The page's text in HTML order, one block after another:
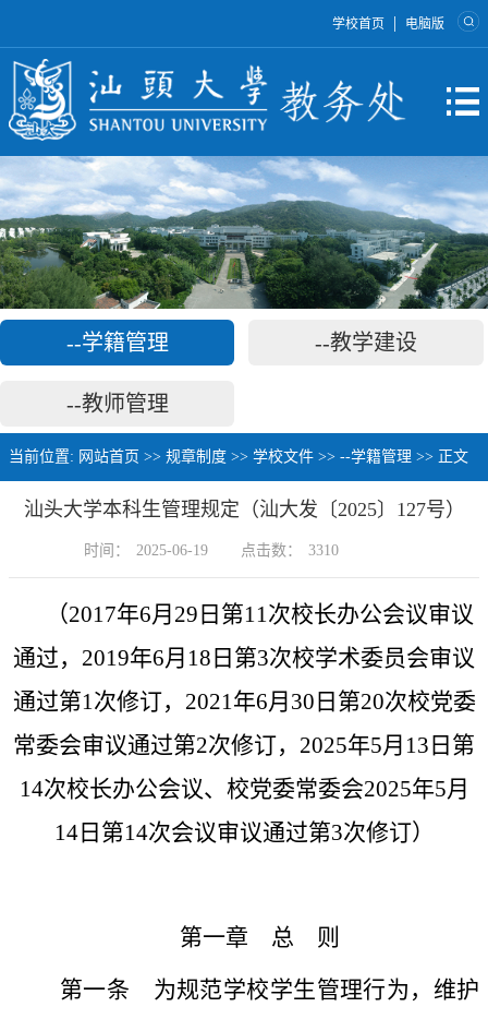
学校首页 | 电脑版
--学籍管理 --教学建设
--教师管理
当前位置: 网站首页 >> 规章制度 >> 学校文件 >> --学籍管理 >> 正文
汕头大学本科生管理规定（汕大发〔2025〕127号）
时间： 2025-06-19 点击数： 3310
（2017年6月 29 日第11次校长办公会议审议
通过， 2019年6月 18 日第3次校学术委员会审议
通过第1次修订， 2021年6月 30 日第20次校党委
常委会审议通过第2次修订， 2025年5月 13 日第
14次校长办公会议、校党委常委会2025年5月
14日第14次会议审议通过第3次修订）
第一章 总 则
第一条 为规范学校学生管理行为，维护